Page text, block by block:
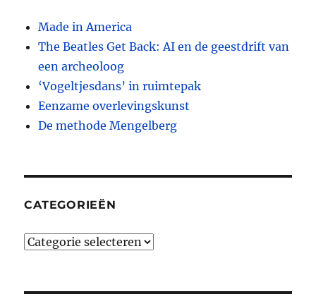
Made in America
The Beatles Get Back: AI en de geestdrift van
een archeoloog
‘Vogeltjesdans’ in ruimtepak
Eenzame overlevingskunst
De methode Mengelberg
CATEGORIEËN
Categorieën